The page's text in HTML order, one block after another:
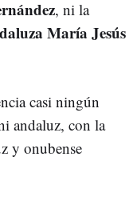
, ni la
María Jesús
casi ningún
andaluz, con la
y onubense